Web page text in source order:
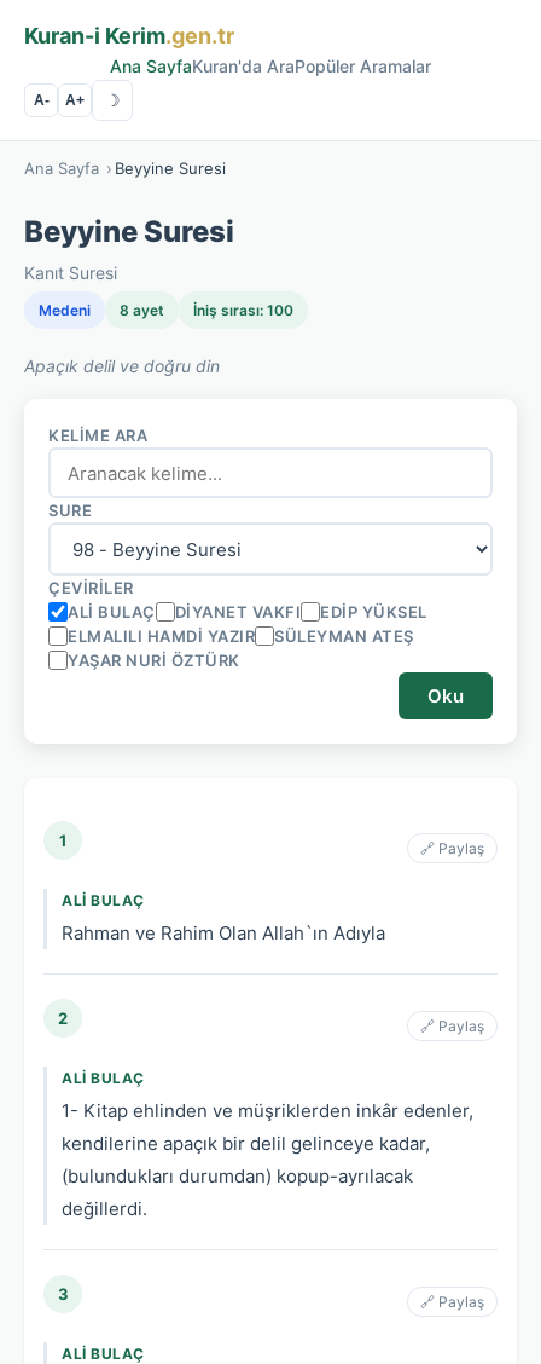
Kuran-i Kerim.gen.tr
Ana SayfaKuran'da AraPopüler Aramalar
A- A+ ☽
Ana Sayfa › Beyyine Suresi
Beyyine Suresi
Kanıt Suresi
Medeni 8 ayet İniş sırası: 100
Apaçık delil ve doğru din
KELIME ARA
SURE
ÇEVIRILER
ALI BULAÇ
DIYANET VAKFI
EDIP YÜKSEL
ELMALILI HAMDI YAZIR
SÜLEYMAN ATEŞ
YAŞAR NURI ÖZTÜRK
Oku
1 🔗 Paylaş
ALI BULAÇ
Rahman ve Rahim Olan Allah`ın Adıyla
2 🔗 Paylaş
ALI BULAÇ
1- Kitap ehlinden ve müşriklerden inkâr edenler,
kendilerine apaçık bir delil gelinceye kadar,
(bulundukları durumdan) kopup-ayrılacak
değillerdi.
3 🔗 Paylaş
ALI BULAÇ